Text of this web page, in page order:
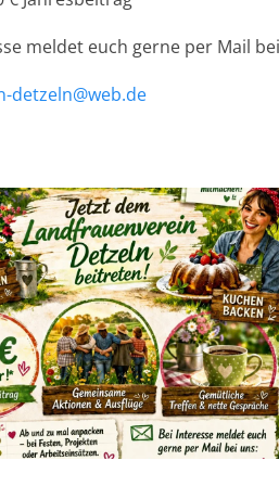
meldet euch gerne per Mail
detzeln@web.de